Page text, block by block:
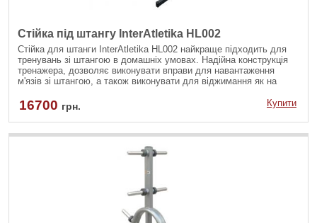
Стійка під штангу InterAtletika HL002
Стійка для штанги InterAtletika HL002 найкраще підходить для
тренувань зі штангою в домашніх умовах. Надійна конструкція
тренажера, дозволяє виконувати вправи для навантаження
м'язів зі штангою, а також виконувати для віджимання як на
16700 грн. Купити